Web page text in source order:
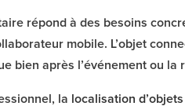
répond à des besoins
mobile. L’objet
bien après l’événement ou la
la localisation